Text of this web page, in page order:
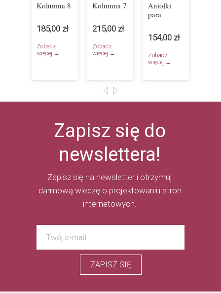
ZAPISZ SIĘ
Zapisz się na newsletter i otrzymuj
darmową wiedzę o projektowaniu stron
internetowych.
Zapisz się do
newslettera!
Kolumna 8
185,00 zł
Zobacz
więcej →
Kolumna 7
215,00 zł
Zobacz
więcej →
Aniołki
para
154,00 zł
Zobacz
więcej →